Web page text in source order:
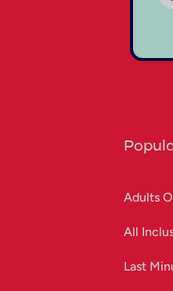
Adults
All
Last